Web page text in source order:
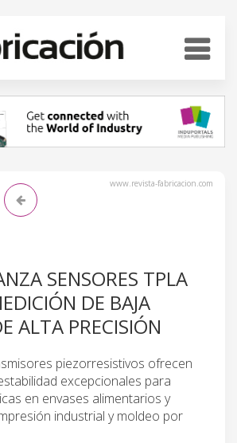
www.revista-fabricacion.com
SENSORES TPLA
DE BAJA
ALTA PRECISIÓN
piezorresistivos ofrecen
excepcionales para
en envases alimentarios y
industrial y moldeo por